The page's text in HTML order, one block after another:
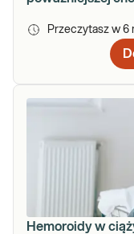
Przeczytasz w 6
Hemoroidy w